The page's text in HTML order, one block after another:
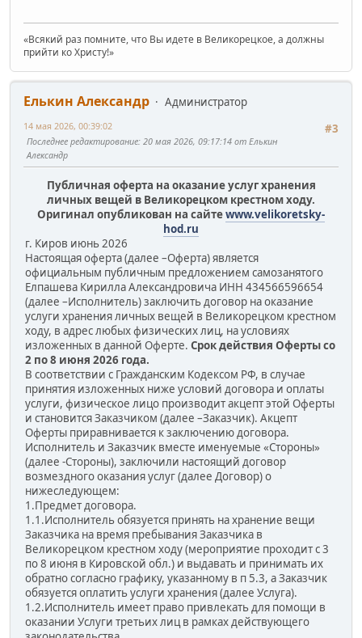
«Всякий раз помните, что Вы идете в Великорецкое, а должны
прийти ко Христу!»
Елькин Александр
Администратор
#3
14 мая 2026, 00:39:02
Последнее редактирование: 20 мая 2026, 09:17:14 от Елькин
Александр
Публичная оферта на оказание услуг хранения
личных вещей в Великорецком крестном ходу.
Оригинал опубликован на сайтеwww.velikoretsky-
hod.ru
г. Киров июнь 2026
Настоящая оферта (далее –Оферта) является
официальным публичным предложением самозанятого
Елпашева Кирилла Александровича ИНН 434566596654
(далее –Исполнитель) заключить договор на оказание
услуги хранения личных вещей в Великорецком крестном
ходу, в адрес любых физических лиц, на условиях
изложенных в данной Оферте. Срок действия Оферты со
2 по 8 июня 2026 года.
В соответствии с Гражданским Кодексом РФ, в случае
принятия изложенных ниже условий договора и оплаты
услуги, физическое лицо производит акцепт этой Оферты
и становится Заказчиком (далее –Заказчик). Акцепт
Оферты приравнивается к заключению договора.
Исполнитель и Заказчик вместе именуемые «Стороны»
(далее -Стороны), заключили настоящий договор
возмездного оказания услуг (далее Договор) о
нижеследующем:
1.Предмет договора.
1.1.Исполнитель обязуется принять на хранение вещи
Заказчика на время пребывания Заказчика в
Великорецком крестном ходу (мероприятие проходит с 3
по 8 июня в Кировской обл.) и выдавать и принимать их
обратно согласно графику, указанному в п 5.3, а Заказчик
обязуется оплатить услуги хранения (далее Услуга).
1.2.Исполнитель имеет право привлекать для помощи в
оказании Услуги третьих лиц в рамках действующего